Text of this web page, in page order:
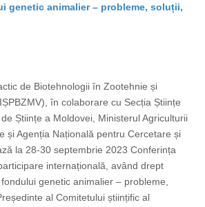
genetic animalier – probleme, soluții,
de Biotehnologii în Zootehnie și
în colaborare cu Secția Științe
Științe a Moldovei, Ministerul Agriculturii
și Agenția Națională pentru Cercetare și
la 28-30 septembrie 2023 Сonferința
internațională, având drept
genetic animalier – probleme,
al Comitetului științific al